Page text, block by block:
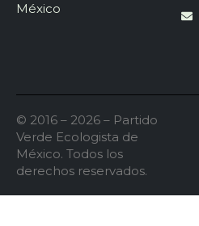
México
© 2016 – 2026 – Partido
Verde Ecologista de
México. Todos los
derechos reservados.